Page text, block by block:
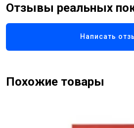
Отзывы реальных
Написать
Похожие товары